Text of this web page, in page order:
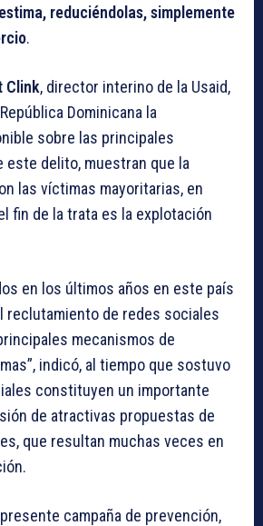
reduciéndolas, simplemente
.
Clink, director interino de la Usaid,
Dominicana la
sobre las principales
delito, muestran que la
las víctimas mayoritarias, en
fin de la trata es la explotación
en los últimos años en este país
reclutamiento de redes sociales
mecanismos de
indicó, al tiempo que sostuvo
constituyen un importante
de atractivas propuestas de
que resultan muchas veces en
campaña de prevención,